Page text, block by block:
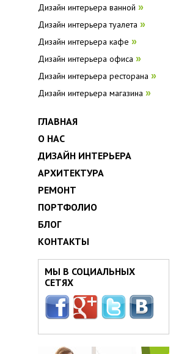
Дизайн интерьера ванной »
Дизайн интерьера туалета »
Дизайн интерьера кафе »
Дизайн интерьера офиса »
Дизайн интерьера ресторана »
Дизайн интерьера магазина »
ГЛАВНАЯ
О НАС
ДИЗАЙН ИНТЕРЬЕРА
АРХИТЕКТУРА
РЕМОНТ
ПОРТФОЛИО
БЛОГ
КОНТАКТЫ
МЫ В СОЦИАЛЬНЫХ
СЕТЯХ